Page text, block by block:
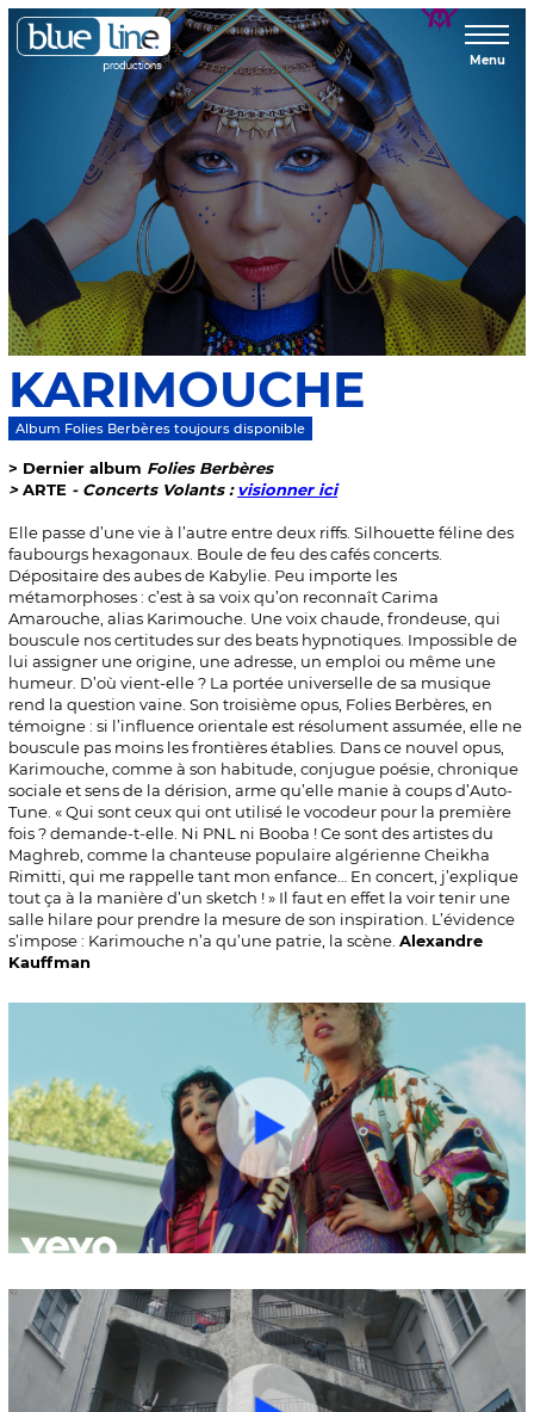
Menu
KARIMOUCHE
Album Folies Berbères toujours disponible
> Dernier album Folies Berbères
>ARTE - Concerts Volants :visionner ici
Elle passe d’une vie à l’autre entre deux riffs. Silhouette féline des
faubourgs hexagonaux. Boule de feu des cafés concerts.
Dépositaire des aubes de Kabylie. Peu importe les
métamorphoses : c’est à sa voix qu’on reconnaît Carima
Amarouche, alias Karimouche. Une voix chaude, frondeuse, qui
bouscule nos certitudes sur des beats hypnotiques. Impossible de
lui assigner une origine, une adresse, un emploi ou même une
humeur. D’où vient-elle ? La portée universelle de sa musique
rend la question vaine. Son troisième opus, Folies Berbères, en
témoigne : si l’influence orientale est résolument assumée, elle ne
bouscule pas moins les frontières établies. Dans ce nouvel opus,
Karimouche, comme à son habitude, conjugue poésie, chronique
sociale et sens de la dérision, arme qu’elle manie à coups d’Auto-
Tune. « Qui sont ceux qui ont utilisé le vocodeur pour la première
fois ? demande-t-elle. Ni PNL ni Booba ! Ce sont des artistes du
Maghreb, comme la chanteuse populaire algérienne Cheikha
Rimitti, qui me rappelle tant mon enfance… En concert, j’explique
tout ça à la manière d’un sketch ! » Il faut en effet la voir tenir une
salle hilare pour prendre la mesure de son inspiration. L’évidence
s’impose : Karimouche n’a qu’une patrie, la scène. Alexandre
Kauffman